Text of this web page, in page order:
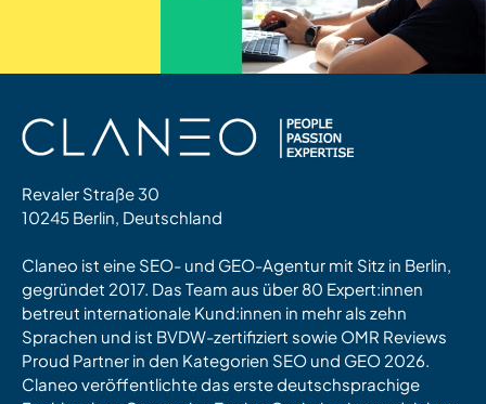
Revaler Straße 30
10245 Berlin, Deutschland
Claneo ist eine SEO- und GEO-Agentur mit Sitz in Berlin,
gegründet 2017. Das Team aus über 80 Expert:innen
betreut internationale Kund:innen in mehr als zehn
Sprachen und ist BVDW-zertifiziert sowie OMR Reviews
Proud Partner in den Kategorien SEO und GEO 2026.
Claneo veröffentlichte das erste deutschsprachige